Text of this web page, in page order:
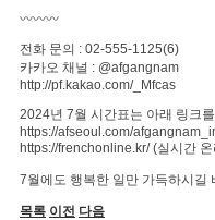
〰️〰️〰️
전화 문의 : 02-555-1125(6)
카카오 채널 : @afgangnam
http://pf.kakao.com/_Mfcas
2024년 7월 시간표는 아래 링크
https://afseoul.com/
https://frenchonline.kr/ (실시간
7월에도 행복한 일만 가득하시길
목록 이전 다음